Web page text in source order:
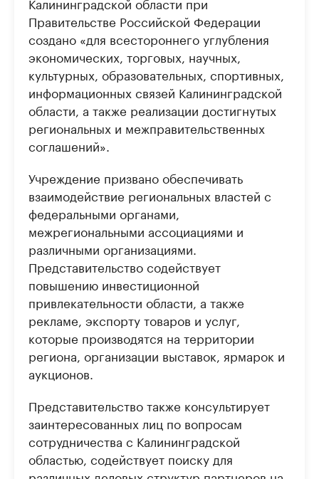
Правительстве Российской Федерации
создано «для всестороннего углубления
экономических, торговых, научных,
культурных, образовательных, спортивных,
информационных связей Калининградской
области, а также реализации достигнутых
региональных и межправительственных
соглашений».
Учреждение призвано обеспечивать
взаимодействие региональных властей с
федеральными органами,
межрегиональными ассоциациями и
различными организациями.
Представительство содействует
повышению инвестиционной
привлекательности области, а также
рекламе, экспорту товаров и услуг,
которые производятся на территории
региона, организации выставок, ярмарок и
аукционов.
Представительство также консультирует
заинтересованных лиц по вопросам
сотрудничества с Калининградской
областью, содействует поиску для